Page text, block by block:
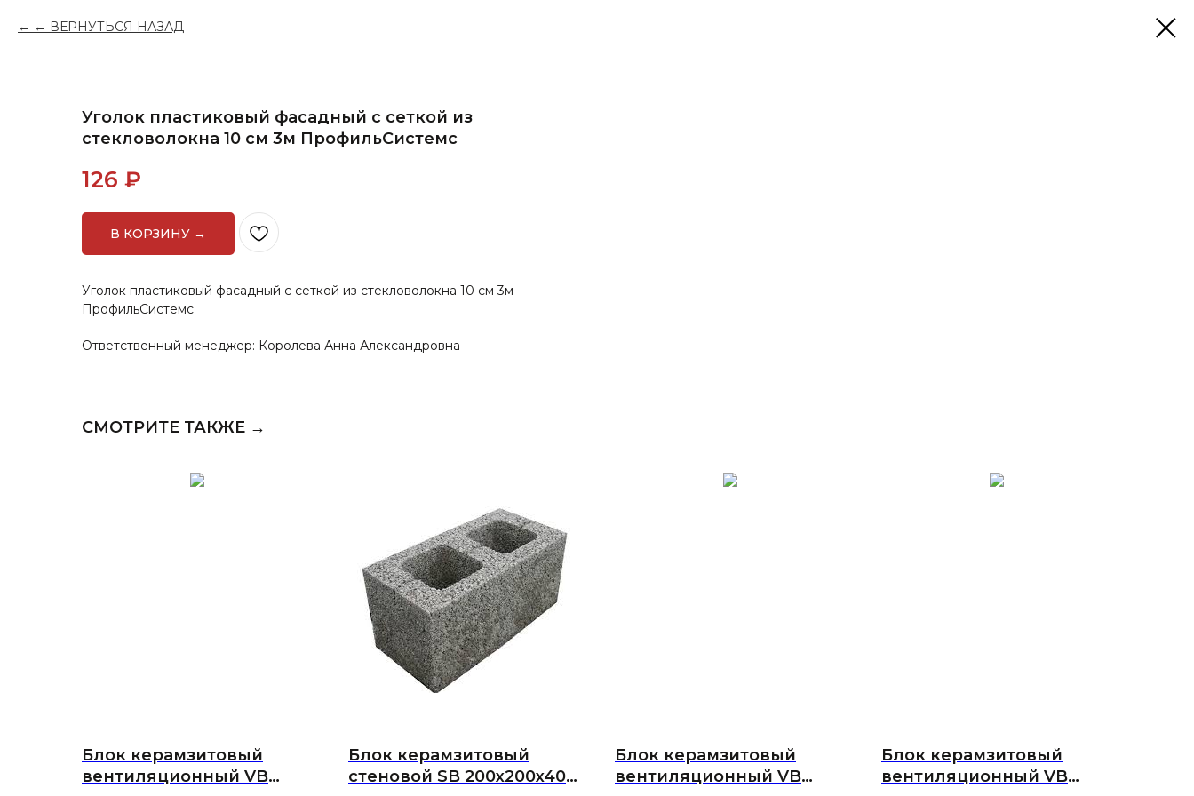
← ВЕРНУТЬСЯ НАЗАД
Уголок пластиковый фасадный с сеткой из
стекловолокна 10 см 3м ПрофильСистемс
126 ₽
В КОРЗИНУ →
Уголок пластиковый фасадный с сеткой из стекловолокна 10 см 3м
ПрофильСистемс
Ответственный менеджер: Королева Анна Александровна
СМОТРИТЕ ТАКЖЕ →
Блок керамзитовый
вентиляционный VB
Блок керамзитовый
стеновой SB 200x200x400
Блок керамзитовый
вентиляционный VB
Блок керамзитовый
вентиляционный VB